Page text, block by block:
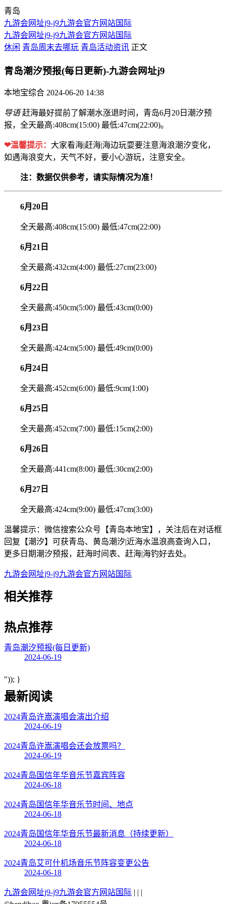
青岛
九游会网址j9-j9九游会官方网站国际
九游会网址j9-j9九游会官方网站国际
休闲 青岛周末去哪玩 青岛活动资讯 正文
青岛潮汐预报(每日更新)-九游会网址j9
本地宝综合 2024-06-20 14:38
导语赶海最好提前了解潮水涨退时间，青岛6月20日潮汐预
报，全天最高:408cm(15:00) 最低:47cm(22:00)。
❤温馨提示： 大家看海|赶海|海边玩耍要注意海浪潮汐变化，
如遇海浪变大，天气不好，要小心游玩，注意安全。
注：数据仅供参考，请实际情况为准！
6月20日
全天最高:408cm(15:00) 最低:47cm(22:00)
6月21日
全天最高:432cm(4:00) 最低:27cm(23:00)
6月22日
全天最高:450cm(5:00) 最低:43cm(0:00)
6月23日
全天最高:424cm(5:00) 最低:49cm(0:00)
6月24日
全天最高:452cm(6:00) 最低:9cm(1:00)
6月25日
全天最高:452cm(7:00) 最低:15cm(2:00)
6月26日
全天最高:441cm(8:00) 最低:30cm(2:00)
6月27日
全天最高:424cm(9:00) 最低:47cm(3:00)
温馨提示：微信搜索公众号【青岛本地宝】，关注后在对话框
回复【潮汐】可获青岛、黄岛潮汐|近海水温浪高查询入口，
更多日期潮汐预报，赶海时间表、赶海|海钓好去处。
九游会网址j9-j9九游会官方网站国际
相关推荐
热点推荐
青岛潮汐预报(每日更新)
2024-06-19
")); }
最新阅读
2024青岛许嵩演唱会演出介绍
2024-06-19
2024青岛许嵩演唱会还会放票吗？
2024-06-19
2024青岛国信年华音乐节嘉宾阵容
2024-06-18
2024青岛国信年华音乐节时间、地点
2024-06-18
2024青岛国信年华音乐节最新消息（持续更新）
2024-06-18
2024青岛艾可什机场音乐节阵容变更公告
2024-06-18
九游会网址j9-j9九游会官方网站国际 | | |